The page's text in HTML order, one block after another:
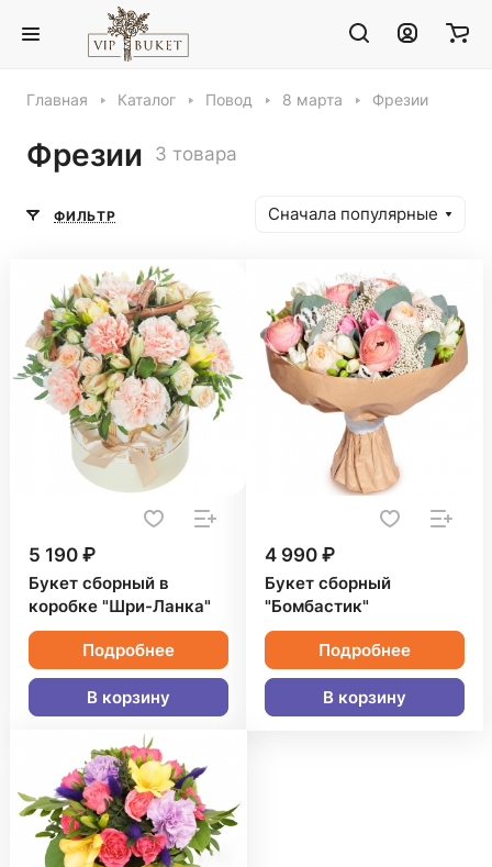
Главная Каталог Повод 8 марта Фрезии
Фрезии 3 товара
ФИЛЬТР Сначала популярные
5 190 ₽
Букет сборный в
коробке "Шри-Ланка"
Подробнее
В корзину
4 990 ₽
Букет сборный
"Бомбастик"
Подробнее
В корзину